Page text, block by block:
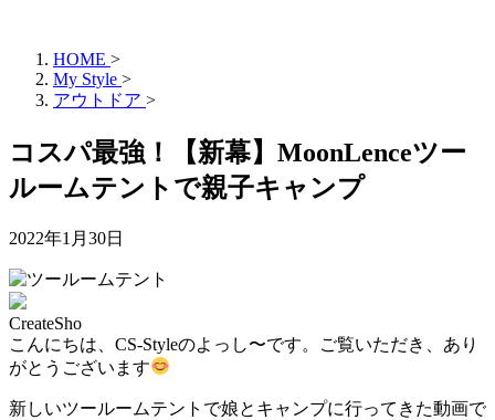
HOME >
My Style >
アウトドア >
コスパ最強！【新幕】MoonLenceツー
ルームテントで親子キャンプ
2022年1月30日
CreateSho
こんにちは、CS-Styleのよっし〜です。ご覧いただき、あり
がとうございます
新しいツールームテントで娘とキャンプに行ってきた動画で